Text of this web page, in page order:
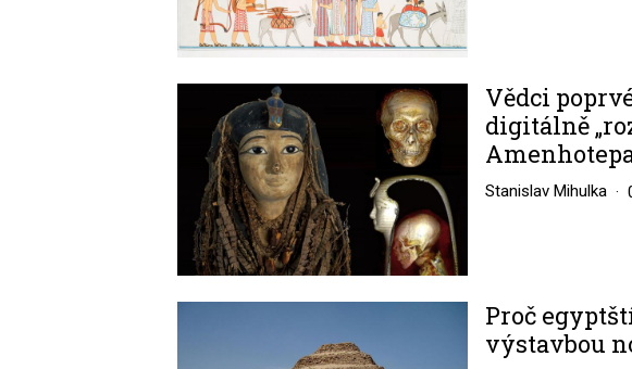
Vědci
digitálně
Stanislav Mihulka
Proč
výstavbou